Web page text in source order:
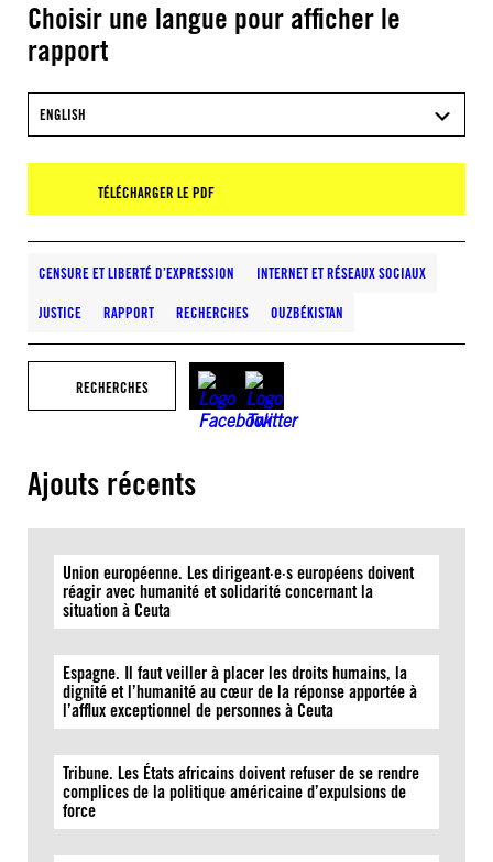
Choisir une langue pour afficher le
rapport
ENGLISH
TÉLÉCHARGER LE PDF
CENSURE ET LIBERTÉ D’EXPRESSION INTERNET ET RÉSEAUX SOCIAUX
JUSTICE RAPPORT RECHERCHES OUZBÉKISTAN
RECHERCHES
Ajouts récents
Union européenne. Les dirigeant·e·s européens doivent
réagir avec humanité et solidarité concernant la
situation à Ceuta
Espagne. Il faut veiller à placer les droits humains, la
dignité et l’humanité au cœur de la réponse apportée à
l’afflux exceptionnel de personnes à Ceuta
Tribune. Les États africains doivent refuser de se rendre
complices de la politique américaine d’expulsions de
force